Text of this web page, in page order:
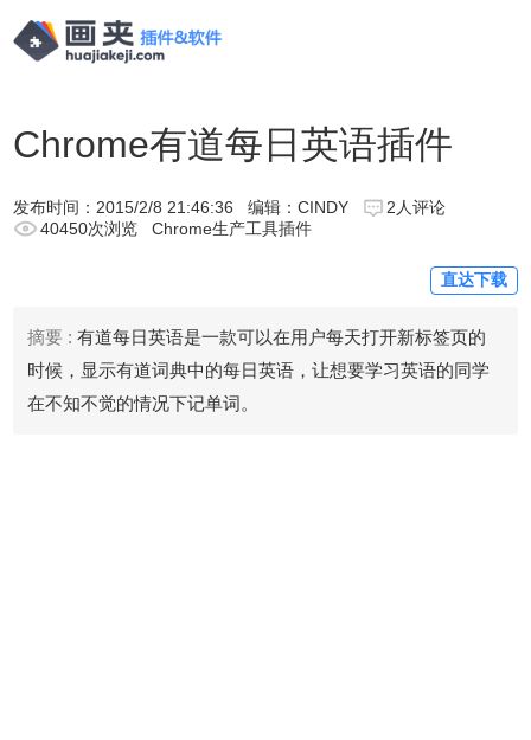
Chrome有道每日英语插件
发布时间： 2015/2/8 21:46:36 编辑：CINDY
2人评论
40450次浏览
Chrome生产工具插件
直达下载
摘要 : 有道每日英语是一款可以在用户每天打开新标签页的
时候，显示有道词典中的每日英语，让想要学习英语的同学
在不知不觉的情况下记单词。